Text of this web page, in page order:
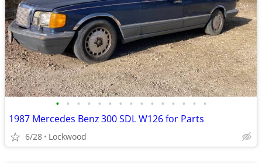
• • • • • • • • • • • • • • •
1987 Mercedes Benz 300 SDL W126 for Parts
6/28 Lockwood